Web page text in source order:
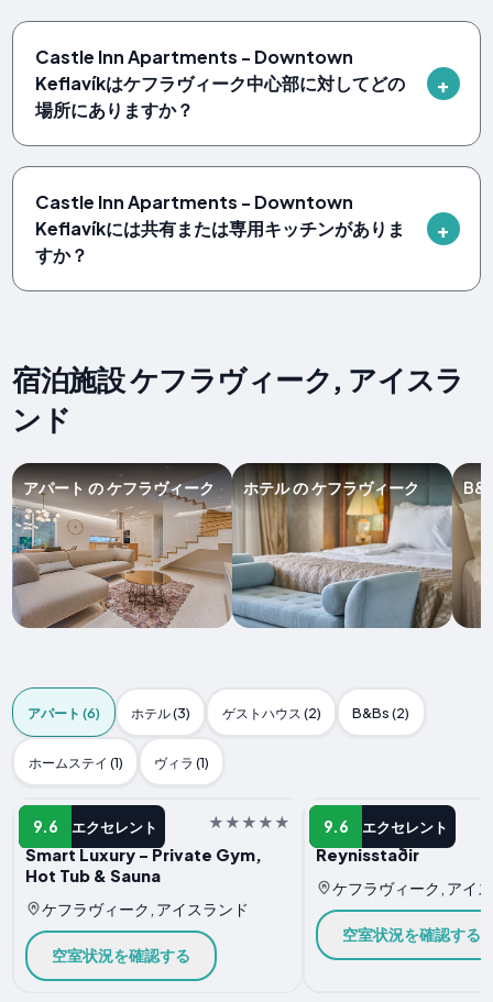
Castle Inn Apartments - Downtown
Keflavíkはケフラヴィーク中心部に対してどの
場所にありますか？
Castle Inn Apartments - Downtown
Keflavíkには共有または専用キッチンがありま
すか？
宿泊施設 ケフラヴィーク, アイスラ
ンド
アパート の ケフラヴィーク ホテル の ケフラヴィーク
アパート (6) ホテル (3) ゲストハウス (2) B&Bs (2)
ホームステイ (1) ヴィラ (1)
9.6 エクセレント
アパート
Smart Luxury - Private Gym,
Hot Tub & Sauna
ケフラヴィーク, アイスランド
空室状況を確認する
9.6 エクセレント
アパート
Reynisstaðir
ケフラヴィーク, アイ
空室状況を確認する